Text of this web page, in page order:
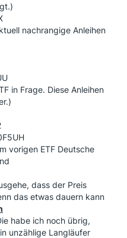
nachrangige Anleihen
in Frage. Diese Anleihen
vorigen ETF Deutsche
dass der Preis
das etwas dauern kann
habe ich noch übrig,
unzählige Langläufer